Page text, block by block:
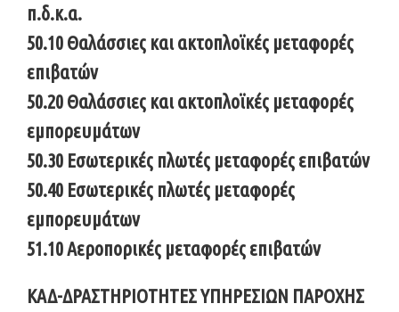
π.δ.κ.α.
50.10 Θαλάσσιες και ακτοπλοϊκές μεταφορές
επιβατών
50.20 Θαλάσσιες και ακτοπλοϊκές μεταφορές
εμπορευμάτων
50.30 Εσωτερικές πλωτές μεταφορές επιβατών
50.40 Εσωτερικές πλωτές μεταφορές
εμπορευμάτων
51.10 Αεροπορικές μεταφορές επιβατών
ΚΑΔ-ΔΡΑΣΤΗΡΙΟΤΗΤΕΣ ΥΠΗΡΕΣΙΩΝ ΠΑΡΟΧΗΣ